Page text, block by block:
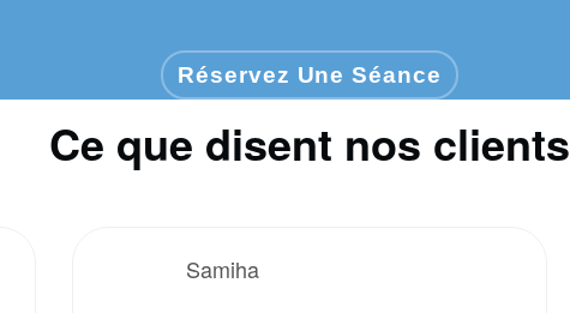
Réservez Une Séance
Ce que disent nos clients
Samiha